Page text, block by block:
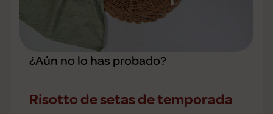
¿Aún no lo has probado?
Risotto de setas de temporada